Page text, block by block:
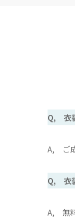
Q, 衣
A, ご
Q, 衣
A, 無